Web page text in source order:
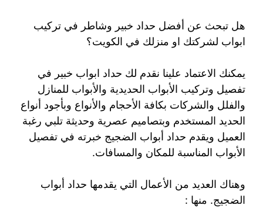
هل تبحث عن أفضل حداد خبير وشاطر في تركيب
ابواب لشركتك او منزلك في الكويت؟
يمكنك الاعتماد علينا نقدم لك حداد ابواب خبير في
تفصيل وتركيب الأبواب الحديدية والأبواب للمنازل
والفلل والشركات بكافة الأحجام والأنواع وبأجود أنواع
الحديد المستخدم وبتصاميم عصرية وحديثة تلبي رغبة
العميل ويقدم حداد أبواب الضجيج خبرته في تفصيل
الأبواب المناسبة للمكان والمسافات.
وهناك العديد من الأعمال التي يقدمها حداد أبواب
الضجيج. منها :